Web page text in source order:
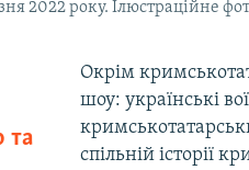
2022 року. Ілюстраційне
та
Окрім
шоу: українські
спільній історії